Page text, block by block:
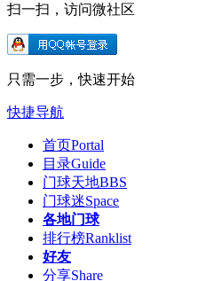
扫一扫，访问微社区
只需一步，快速开始
快捷导航
首页Portal
目录Guide
门球天地BBS
门球迷Space
各地门球
排行榜Ranklist
好友
分享Share